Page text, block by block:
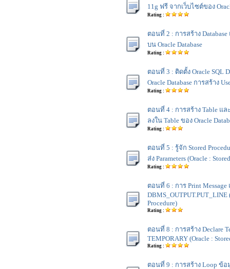
11g ฟรี จากเว็บไซต์ของ
Rating :
ตอนที่ 2 : การสร้าง
บน Oracle Database
Rating :
ตอนที่ 3 : ติดตั้ง Oracle SQL
Oracle Database การสร้าง
Rating :
ตอนที่ 4 : การสร้าง Table แล
ลงใน Table ของ Oracle
Rating :
ตอนที่ 5 : รู้จัก Stored
ส่ง Parameters (Oracle :
Rating :
ตอนที่ 6 : การ Print Message
DBMS_OUTPUT.PUT_LINE
Procedure)
Rating :
ตอนที่ 8 : การสร้าง Declare
TEMPORARY (Oracle :
Rating :
ตอนที่ 9 : การสร้าง Loop ข้อ